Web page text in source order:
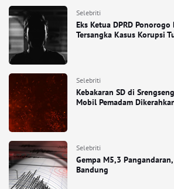
Selebriti
Eks Ketua DPRD
Tersangka Kasus Korupsi
Selebriti
Kebakaran SD di
Mobil Pemadam
Selebriti
Gempa M5,3
Bandung